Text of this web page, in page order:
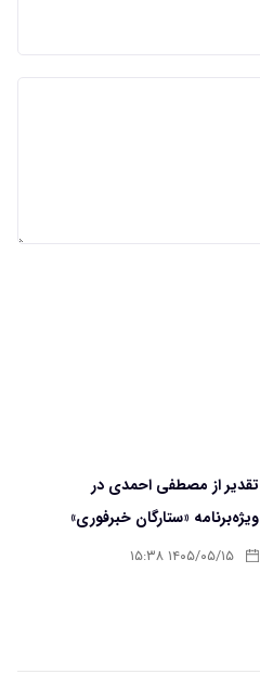
تقدیر از مصطفی احمدی در
ویژه‌برنامه «ستارگان خبرفوری»
۱۴۰۵/۰۵/۱۵ ۱۵:۳۸